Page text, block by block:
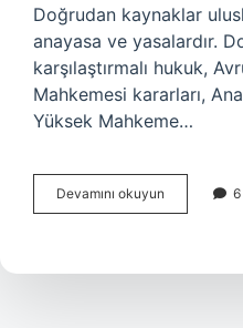
Doğrudan kaynaklar
anayasa ve yasalardır.
karşılaştırmalı hukuk,
Mahkemesi kararları,
Yüksek Mahkeme…
Devamını okuyun
Hukukunun
Nelerdir
6